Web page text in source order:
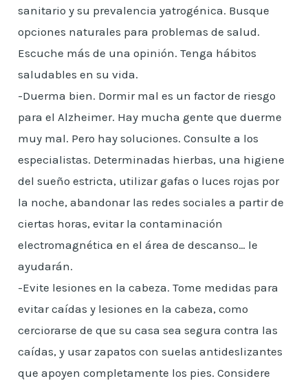
sanitario y su prevalencia yatrogénica. Busque
opciones naturales para problemas de salud.
Escuche más de una opinión. Tenga hábitos
saludables en su vida.
-Duerma bien. Dormir mal es un factor de riesgo
para el Alzheimer. Hay mucha gente que duerme
muy mal. Pero hay soluciones. Consulte a los
especialistas. Determinadas hierbas, una higiene
del sueño estricta, utilizar gafas o luces rojas por
la noche, abandonar las redes sociales a partir de
ciertas horas, evitar la contaminación
electromagnética en el área de descanso… le
ayudarán.
-Evite lesiones en la cabeza. Tome medidas para
evitar caídas y lesiones en la cabeza, como
cerciorarse de que su casa sea segura contra las
caídas, y usar zapatos con suelas antideslizantes
que apoyen completamente los pies. Considere